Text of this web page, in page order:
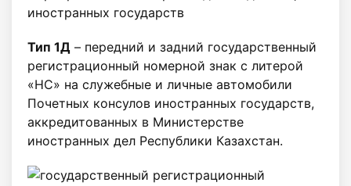
Тип 1Д – передний и задний государственный
регистрационный номерной знак с литерой
«НС» на служебные и личные автомобили
Почетных консулов иностранных государств,
аккредитованных в Министерстве
иностранных дел Республики Казахстан.